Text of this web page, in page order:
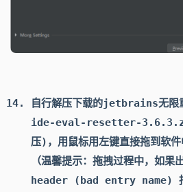
自行解压下载的jetbrains无限
ide-eval-resetter-
压) ，用鼠标用左键直接拖到软件
（温馨提示：拖拽过程中，如
header (bad entry name) 报